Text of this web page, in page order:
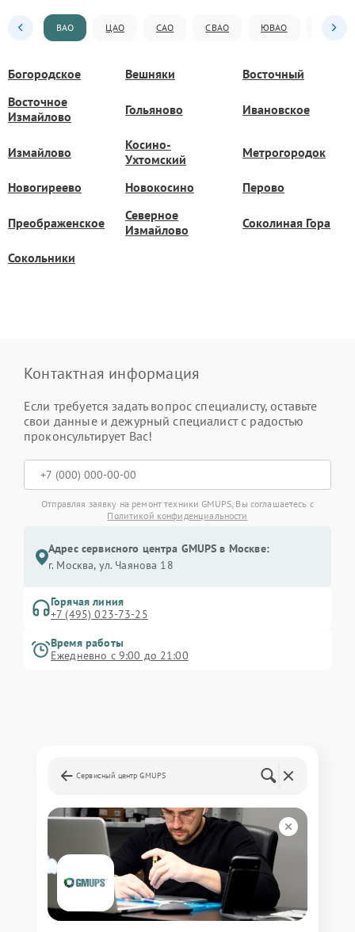
ВАО ЦАО САО СВАО ЮВАО ЮАО
Богородское Вешняки
Восточный
Восточное
Измайлово
Гольяново Ивановское
Измайлово
Косино-
Ухтомский
Метрогородок
Новогиреево Новокосино Перово
Преображенское
Северное
Измайлово
Соколиная Гора
Сокольники
Контактная информация
Если требуется задать вопрос специалисту, оставьте
свои данные и дежурный специалист с радостью
проконсультирует Вас!
Отправляя заявку на ремонт техники GMUPS, Вы соглашаетесь с
Политикой конфиденциальности
Адрес сервисного центра GMUPS в Москве:
г. Москва, ул. Чаянова 18
Горячая линия
+7 (495) 023-73-25
Время работы
Ежедневно с 9:00 до 21:00
Сервисный центр GMUPS